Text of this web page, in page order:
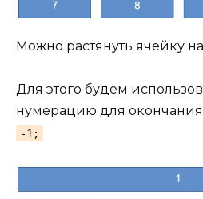
Можно растянуть ячейку
Для этого будем
нумерацию для
-1;